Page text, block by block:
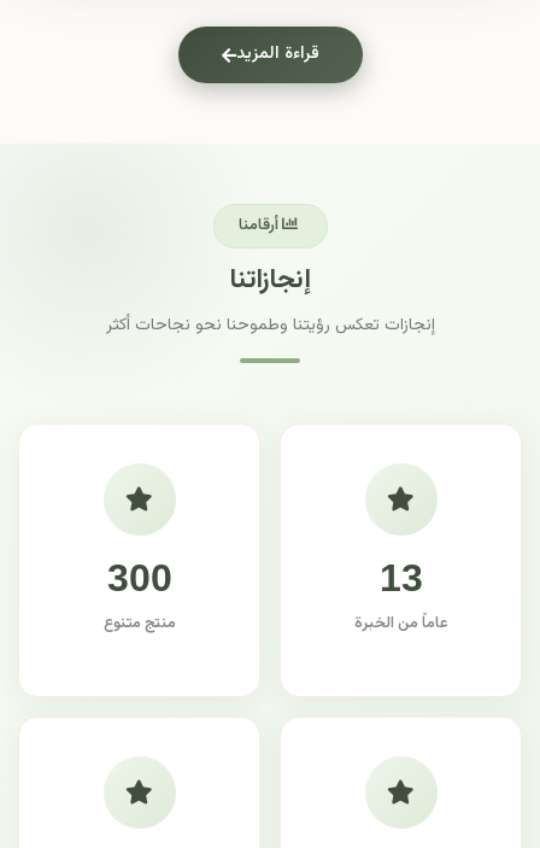
قراءة المزيد
أرقامنا
إنجازاتنا
إنجازات تعكس رؤيتنا وطموحنا نحو نجاحات أكثر
13
عاماً من الخبرة
300
منتج متنوع